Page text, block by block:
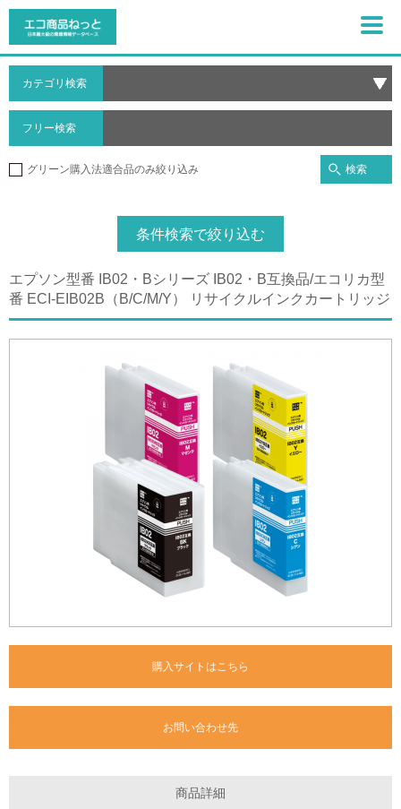
カテゴリ検索
フリー検索
グリーン購入法適合品のみ絞り込み 検索
条件検索で絞り込む
エプソン型番 IB02・Bシリーズ IB02・B互換品/エコリカ型
番 ECI-EIB02B（B/C/M/Y） リサイクルインクカートリッジ
購入サイトはこちら
お問い合わせ先
商品詳細